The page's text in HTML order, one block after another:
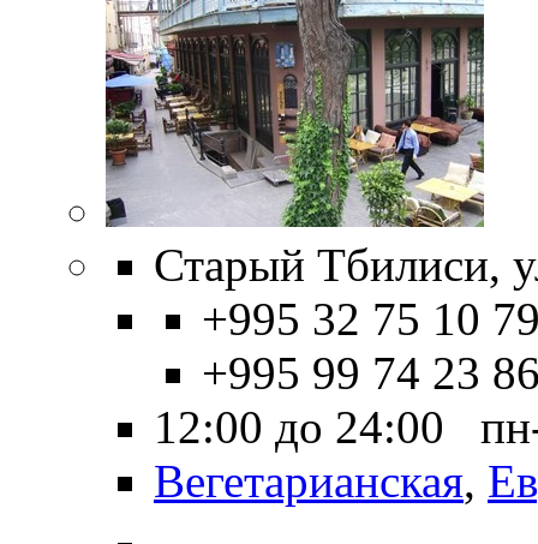
Старый Тбилиси,
+995 32 75 10
+995 99 74 23
12:00 до 24:00
Вегетарианская,